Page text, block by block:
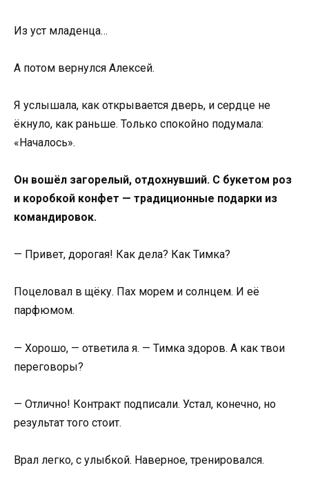
Из уст младенца…
А потом вернулся Алексей.
Я услышала, как открывается дверь, и сердце не
ёкнуло, как раньше. Только спокойно подумала:
«Началось».
Он вошёл загорелый, отдохнувший. С букетом роз
и коробкой конфет — традиционные подарки из
командировок.
— Привет, дорогая! Как дела? Как Тимка?
Поцеловал в щёку. Пах морем и солнцем. И её
парфюмом.
— Хорошо, — ответила я. — Тимка здоров. А как твои
переговоры?
— Отлично! Контракт подписали. Устал, конечно, но
результат того стоит.
Врал легко, с улыбкой. Наверное, тренировался.